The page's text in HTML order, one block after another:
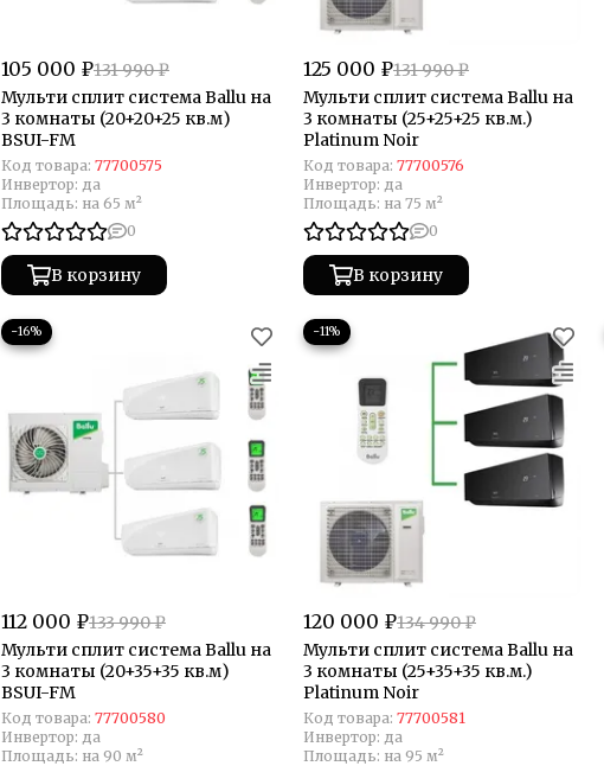
105 000 ₽131 990 ₽
Мульти сплит система Ballu на
3 комнаты (20+20+25 кв.м)
BSUI-FM
Код товара: 77700575
Инвертор: да
Площадь: на 65 м²
0
В корзину
125 000 ₽131 990 ₽
Мульти сплит система Ballu на
3 комнаты (25+25+25 кв.м.)
Platinum Noir
Код товара: 77700576
Инвертор: да
Площадь: на 75 м²
0
В корзину
−16%
112 000 ₽133 990 ₽
Мульти сплит система Ballu на
3 комнаты (20+35+35 кв.м)
BSUI-FM
Код товара: 77700580
Инвертор: да
Площадь: на 90 м²
−11%
120 000 ₽134 990 ₽
Мульти сплит система Ballu на
3 комнаты (25+35+35 кв.м.)
Platinum Noir
Код товара: 77700581
Инвертор: да
Площадь: на 95 м²